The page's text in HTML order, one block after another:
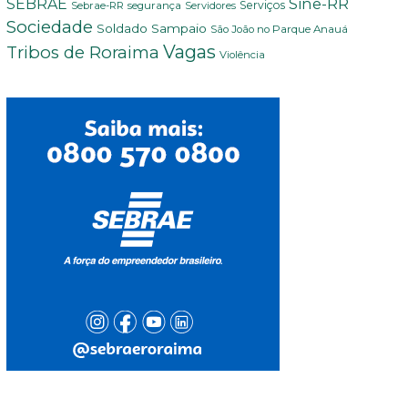
SEBRAE Sebrae-RR segurança Servidores Serviços
Sociedade Soldado Sampaio São João no Parque Anauá
Tribos de Roraima Vagas Violência